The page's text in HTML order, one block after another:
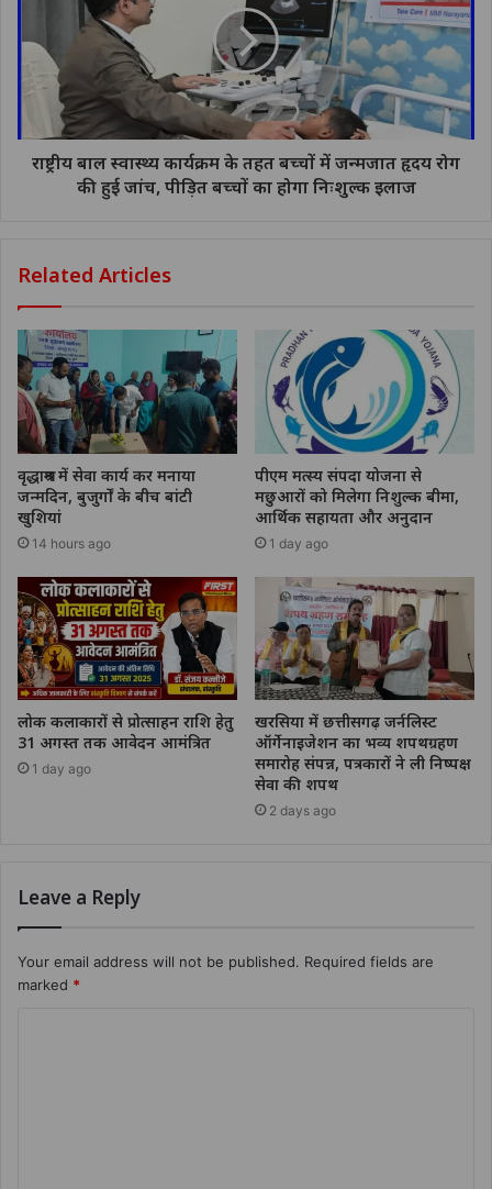
राष्ट्रीय बाल स्वास्थ्य कार्यक्रम के तहत बच्चों में जन्मजात हृदय रोग
की हुई जांच, पीड़ित बच्चों का होगा निःशुल्क इलाज
Related Articles
वृद्धाश्रम में सेवा कार्य कर मनाया
जन्मदिन, बुजुर्गों के बीच बांटी
खुशियां
14 hours ago
पीएम मत्स्य संपदा योजना से
मछुआरों को मिलेगा निशुल्क बीमा,
आर्थिक सहायता और अनुदान
1 day ago
लोक कलाकारों से प्रोत्साहन राशि हेतु
31 अगस्त तक आवेदन आमंत्रित
1 day ago
खरसिया में छत्तीसगढ़ जर्नलिस्ट
ऑर्गेनाइजेशन का भव्य शपथग्रहण
समारोह संपन्न, पत्रकारों ने ली निष्पक्ष
सेवा की शपथ
2 days ago
Leave a Reply
Your email address will not be published. Required fields are
marked *